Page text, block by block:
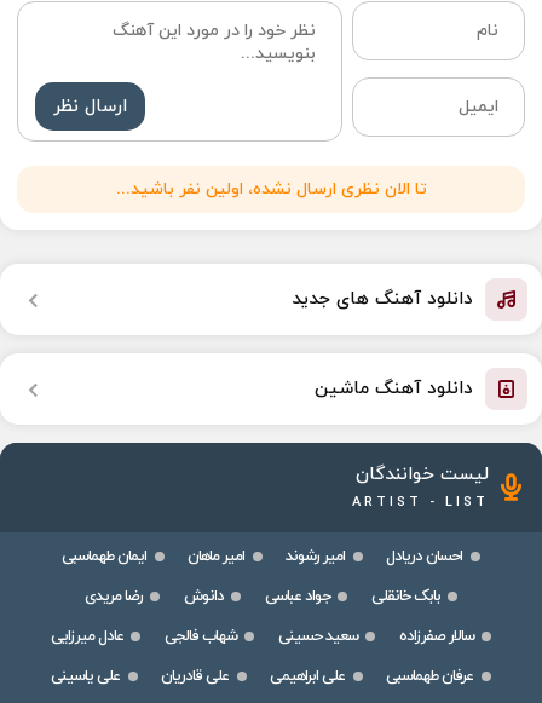
ارسال نظر
تا الان نظری ارسال نشده، اولین نفر باشید...
دانلود آهنگ های جدید
دانلود آهنگ ماشین
لیست خوانندگان
ARTIST - LIST
احسان دریادل امیر رشوند امیر ماهان
ایمان طهماسبی
بابک خانقلی
جواد عباسی دانوش
رضا مریدی
سالار صفرزاده
سعید حسینی شهاب فالجی
عادل میرزایی
عرفان طهماسبی
علی ابراهیمی علی قادریان
علی یاسینی